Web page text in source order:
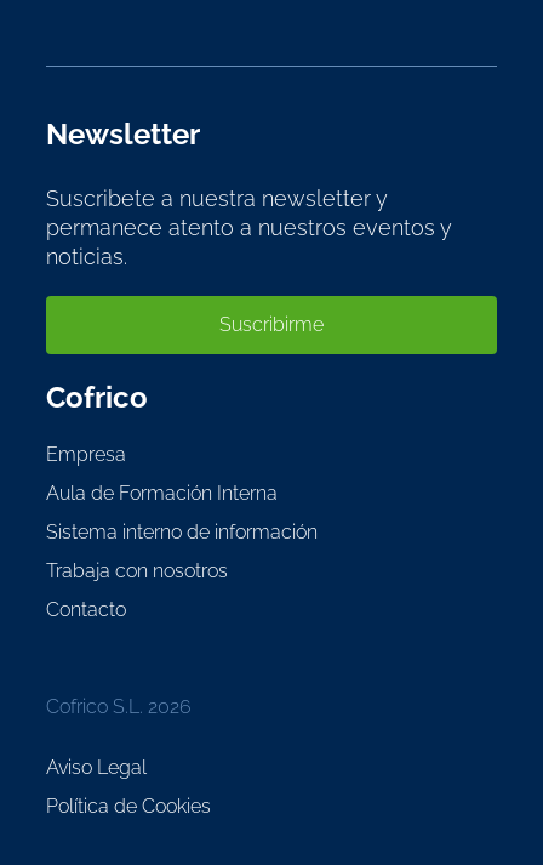
Newsletter
Suscribete a nuestra newsletter y
permanece atento a nuestros eventos y
noticias.
Suscribirme
Cofrico
Empresa
Aula de Formación Interna
Sistema interno de información
Trabaja con nosotros
Contacto
Cofrico S.L. 2026
Aviso Legal
Política de Cookies